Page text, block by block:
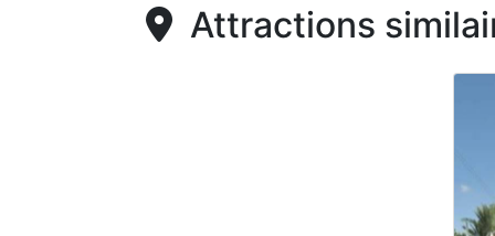
Attractions